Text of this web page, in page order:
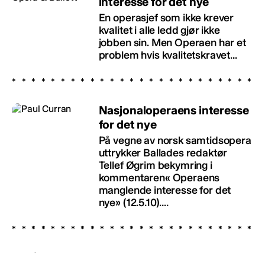
En operasjef som ikke krever
kvalitet i alle ledd gjør ikke
jobben sin. Men Operaen har et
problem hvis kvalitetskravet...
Nasjonaloperaens interesse
for det nye
På vegne av norsk samtidsopera
uttrykker Ballades redaktør
Tellef Øgrim bekymring i
kommentaren« Operaens
manglende interesse for det
nye» (12.5.10)....